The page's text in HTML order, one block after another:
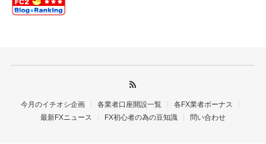
今月のイチオシ企画 各業者口座開設一覧
各FX業者ボーナス
最新FXニュース
FX初心者の為の豆知識 問い合わせ